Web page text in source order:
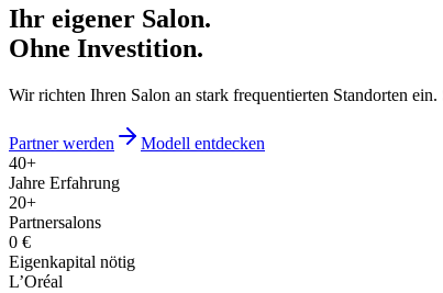
Ihr eigener Salon.
Ohne Investition.
Wir richten Ihren Salon an stark frequentierten Standorten
Partner werden
Modell entdecken
40+
Jahre Erfahrung
20+
Partnersalons
0 €
Eigenkapital nötig
L’Oréal